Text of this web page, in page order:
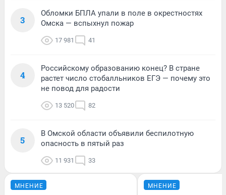
3
Обломки БПЛА упали в поле в окрестностях
Омска — вспыхнул пожар
17 981 41
4
Российскому образованию конец? В стране
растет число стобалльников ЕГЭ — почему это
не повод для радости
13 520 82
5
В Омской области объявили беспилотную
опасность в пятый раз
11 931 33
МНЕНИЕ МНЕНИЕ